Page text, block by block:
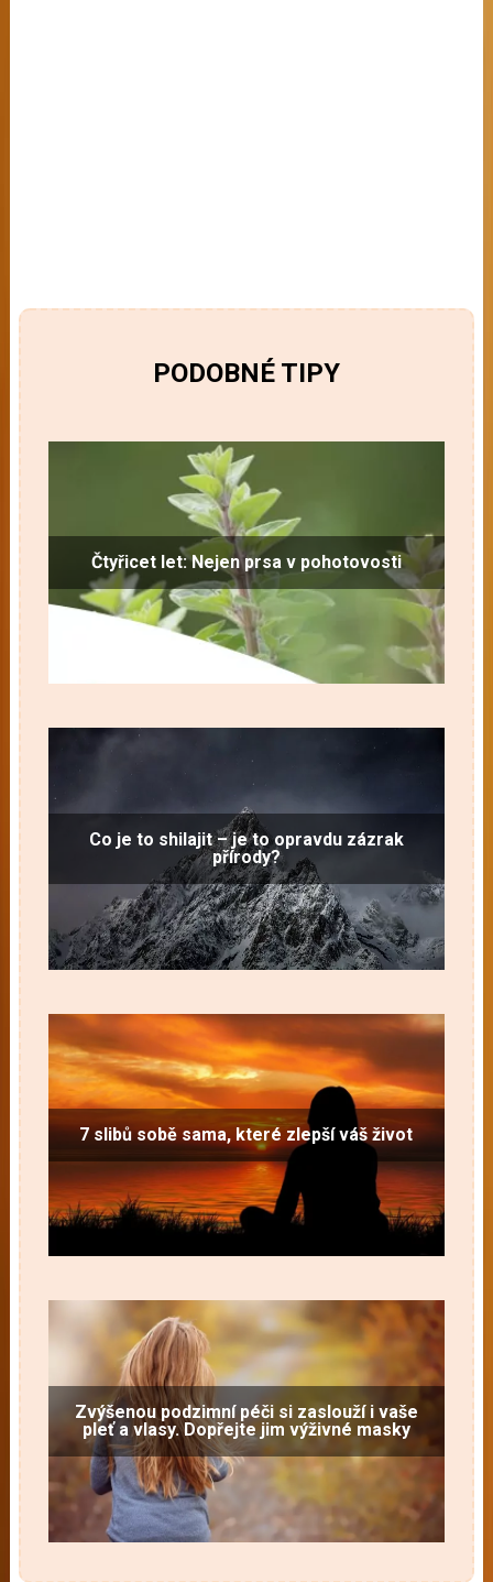
PODOBNÉ TIPY
Čtyřicet let: Nejen prsa v pohotovosti
Co je to shilajit – je to opravdu zázrak
přírody?
7 slibů sobě sama, které zlepší váš život
Zvýšenou podzimní péči si zaslouží i vaše
pleť a vlasy. Dopřejte jim výživné masky